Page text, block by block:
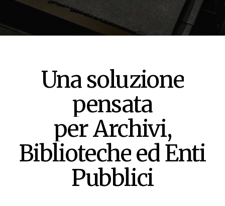
Una soluzione
pensata
per Archivi,
BibliotecheedEnti
Pubblici